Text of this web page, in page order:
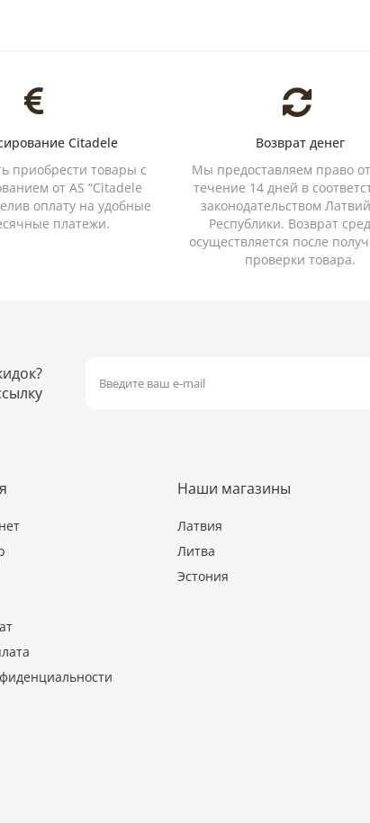
Citadele
приобрести товары с
от AS “Citadele
оплату на удобные
платежи.
Возврат денег
Мы предоставляем право
течение 14 дней в
законодательством
Республики. Возврат
осуществляется после
проверки товара.
Наши магазины
Латвия
Литва
Эстония